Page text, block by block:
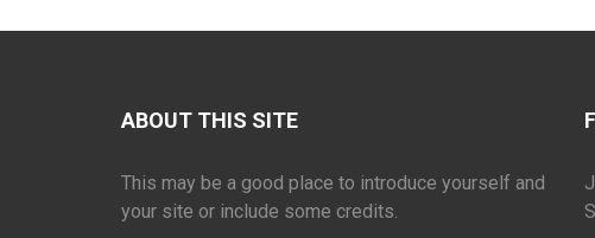
ABOUT THIS SITE
This may be a good place to introduce yourself and
your site or include some credits.